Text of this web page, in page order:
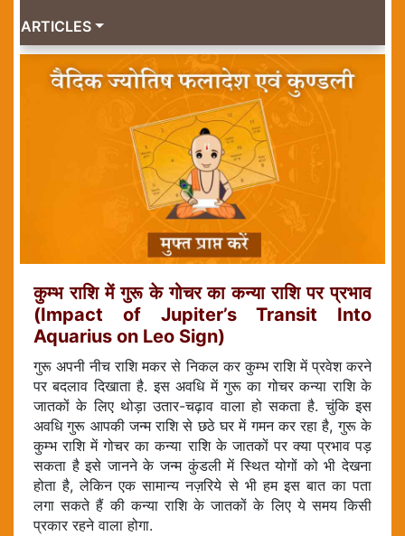
ARTICLES
कुम्भ राशि में गुरू के गोचर का कन्या राशि पर प्रभाव
(Impact of Jupiter’s Transit Into
Aquarius on Leo Sign)
गुरू अपनी नीच राशि मकर से निकल कर कुम्भ राशि में प्रवेश करने
पर बदलाव दिखाता है. इस अवधि में गुरू का गोचर कन्या राशि के
जातकों के लिए थोड़ा उतार-चढ़ाव वाला हो सकता है. चुंकि इस
अवधि गुरू आपकी जन्म राशि से छठे घर में गमन कर रहा है, गुरू के
कुम्भ राशि में गोचर का कन्या राशि के जातकों पर क्या प्रभाव पड़
सकता है इसे जानने के जन्म कुंडली में स्थित योगों को भी देखना
होता है, लेकिन एक सामान्य नज़रिये से भी हम इस बात का पता
लगा सकते हैं की कन्या राशि के जातकों के लिए ये समय किसी
प्रकार रहने वाला होगा.